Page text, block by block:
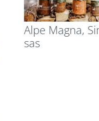
Alpe Magna,
sas